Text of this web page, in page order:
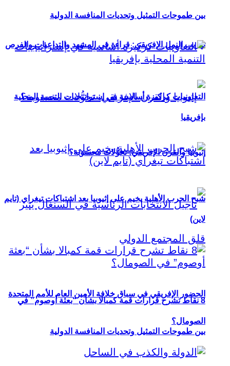
تهريب النمل الإفريقي: قراءة في المشهد والتداعيات والفرص
إثيوبيا والقرن الإفريقي: تحوُّلات محسوبة؟
الحضور الإفريقي في سباق خلافة الأمين العام للأمم المتحدة
بين طموحات التمثيل وتحديات المنافسة الدولية
بين طموحات التمثيل وتحديات المنافسة الدولية
التعاونيات كركيزة أساسية في إستراتيجيات التنمية المحلية
بإفريقيا
شبح الحرب الأهلية يخيم على إثيوبيا بعد اشتباكات تيغراي (تايم
لاين)
8 نقاط تشرح قرارات قمة كمبالا بشأن “بعثة أوصوم” في
الصومال؟